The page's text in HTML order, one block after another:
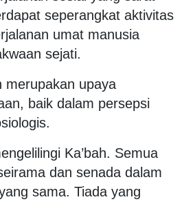
seperangkat aktivitas
umat manusia
sejati.
merupakan upaya
baik dalam persepsi
Ka’bah. Semua
dan senada dalam
sama. Tiada yang